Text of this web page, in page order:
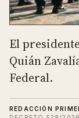
El
Quián
Federal.
REDACCIÓN